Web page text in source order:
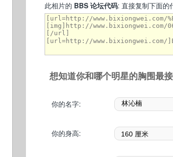
此相片的 BBS 论坛代码: 直接复制下面的
想知道你和哪个明星的胸围最
你的名字:
你的身高: